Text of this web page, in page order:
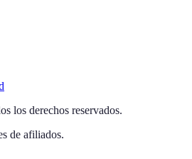
los derechos reservados.
de afiliados.